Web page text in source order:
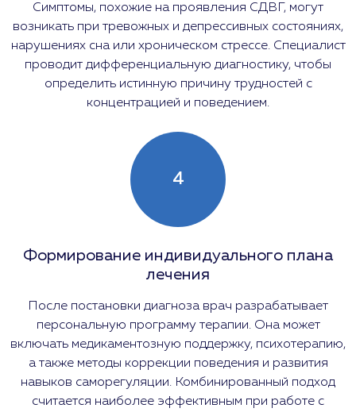
Симптомы, похожие на проявления СДВГ, могут
возникать при тревожных и депрессивных состояниях,
нарушениях сна или хроническом стрессе. Специалист
проводит дифференциальную диагностику, чтобы
определить истинную причину трудностей с
концентрацией и поведением.
4
Формирование индивидуального плана
лечения
После постановки диагноза врач разрабатывает
персональную программу терапии. Она может
включать медикаментозную поддержку, психотерапию,
а также методы коррекции поведения и развития
навыков саморегуляции. Комбинированный подход
считается наиболее эффективным при работе с